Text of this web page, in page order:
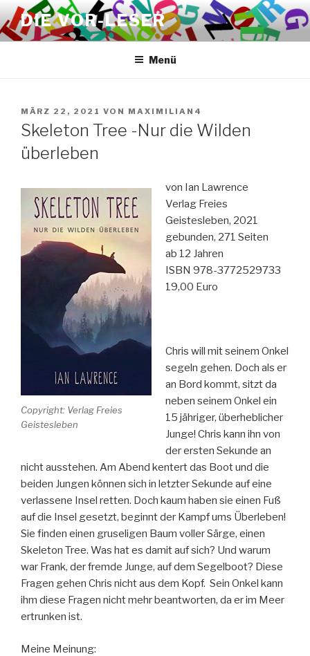
Zum
Inhalt
springen
DIE VOR-LESER
Menü
VERÖFFENTLICHT
AM
MÄRZ 22, 2021 VON MAXIMILIAN4
Skeleton Tree -Nur die Wilden
überleben
Copyright: Verlag Freies
Geistesleben
von Ian Lawrence
Verlag Freies
Geistesleben, 2021
gebunden, 271 Seiten
ab 12 Jahren
ISBN 978-3772529733
19,00 Euro
Chris will mit seinem Onkel
segeln gehen. Doch als er
an Bord kommt, sitzt da
neben seinem Onkel ein
15 jähriger, überheblicher
Junge! Chris kann ihn von
der ersten Sekunde an
nicht ausstehen. Am Abend kentert das Boot und die
beiden Jungen können sich in letzter Sekunde auf eine
verlassene Insel retten. Doch kaum haben sie einen Fuß
auf die Insel gesetzt, beginnt der Kampf ums Überleben!
Sie finden einen gruseligen Baum voller Särge, einen
Skeleton Tree. Was hat es damit auf sich? Und warum
war Frank, der fremde Junge, auf dem Segelboot? Diese
Fragen gehen Chris nicht aus dem Kopf. Sein Onkel kann
ihm diese Fragen nicht mehr beantworten, da er im Meer
ertrunken ist.
Meine Meinung: